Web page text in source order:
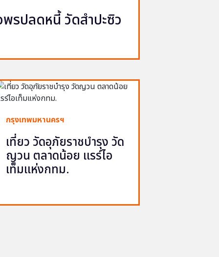
รปลดหนี้ วัดสำปะซิว
กรุงเทพมหานครฯ
เที่ยว วัดอุภัยราชบำรุง วัด
ญวน ตลาดน้อย แรร์ไอ
เท็มแห่งกทม.